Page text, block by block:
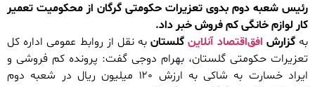
رئیس شعبه دوم بدوی تعزیرات حکومتی گرگان از محکومیت تعمیر
کار لوازم خانگی کم فروش خبر داد.
به گزارش افق‌اقتصاد آنلاینگلستانبه نقل از روابط عمومی اداره کل
تعزیرات حکومتی گلستان، بهرام دوجی گفت: پرونده کم فروشی و
ایراد خسارت به شاکی به ارزش ۱۲۰ میلیون ریال در شعبه دوم